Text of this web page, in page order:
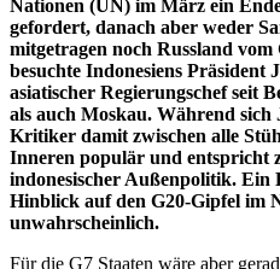
Nationen (UN) im März ein
gefordert, danach aber weder
mitgetragen noch Russland vom
besuchte Indonesiens Präsident
asiatischer Regierungschef seit
als auch Moskau. Während
Kritiker damit zwischen alle
Inneren populär und entspricht
indonesischer Außenpolitik. Ein
Hinblick auf den G20-Gipfel im
unwahrscheinlich.
Für die G7 Staaten wäre aber